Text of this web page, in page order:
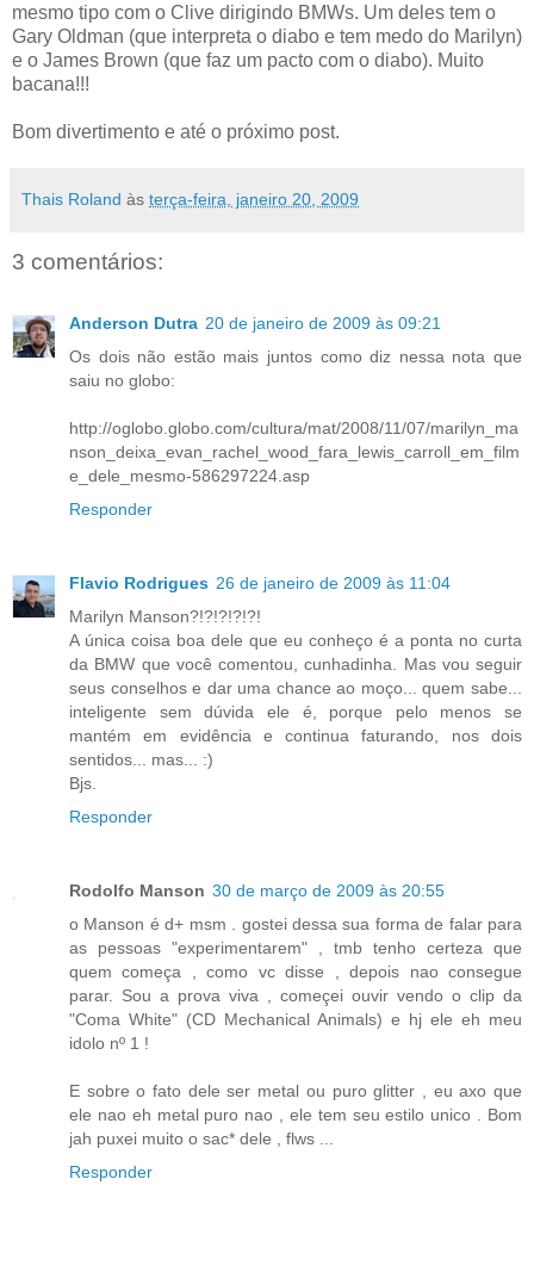
mesmo tipo com o Clive dirigindo BMWs. Um deles tem o
Gary Oldman (que interpreta o diabo e tem medo do Marilyn)
e o James Brown (que faz um pacto com o diabo). Muito
bacana!!!
Bom divertimento e até o próximo post.
Thais Roland às terça-feira, janeiro 20, 2009
3 comentários:
Anderson Dutra 20 de janeiro de 2009 às 09:21
Os dois não estão mais juntos como diz nessa nota que
saiu no globo:
http://oglobo.globo.com/cultura/mat/2008/11/07/marilyn_ma
nson_deixa_evan_rachel_wood_fara_lewis_carroll_em_film
e_dele_mesmo-586297224.asp
Responder
Flavio Rodrigues 26 de janeiro de 2009 às 11:04
Marilyn Manson?!?!?!?!?!
A única coisa boa dele que eu conheço é a ponta no curta
da BMW que você comentou, cunhadinha. Mas vou seguir
seus conselhos e dar uma chance ao moço... quem sabe...
inteligente sem dúvida ele é, porque pelo menos se
mantém em evidência e continua faturando, nos dois
sentidos... mas... :)
Bjs.
Responder
Rodolfo Manson 30 de março de 2009 às 20:55
o Manson é d+ msm . gostei dessa sua forma de falar para
as pessoas "experimentarem" , tmb tenho certeza que
quem começa , como vc disse , depois nao consegue
parar. Sou a prova viva , começei ouvir vendo o clip da
"Coma White" (CD Mechanical Animals) e hj ele eh meu
idolo nº 1 !
E sobre o fato dele ser metal ou puro glitter , eu axo que
ele nao eh metal puro nao , ele tem seu estilo unico . Bom
jah puxei muito o sac* dele , flws ...
Responder